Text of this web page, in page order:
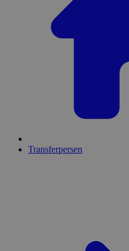
Transferpersen